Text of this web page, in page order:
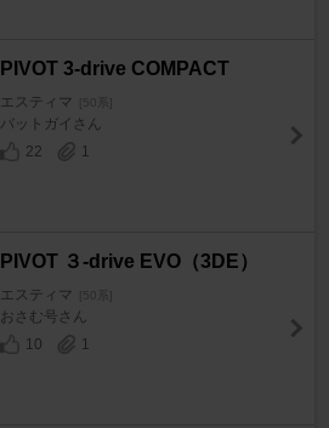
PIVOT 3-drive COMPACT
エスティマ [50系]
バットガイさん
22
1
PIVOT ３-drive EVO（3DE）
エスティマ [50系]
おさむ号さん
10
1